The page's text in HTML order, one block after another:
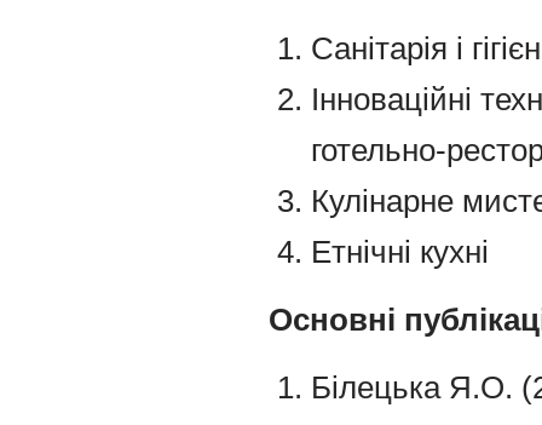
Санітарія і
Інноваційні
готельно-
Кулінарне
Етнічні кухні
Основні
Білецька Я.О.